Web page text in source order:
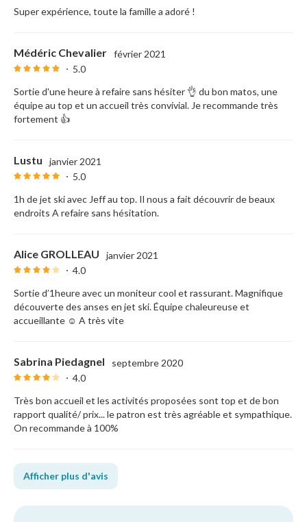
Super expérience, toute la famille a adoré !
Médéric Chevalier février 2021
5.0
Sortie d'une heure à refaire sans hésiter 👌 du bon matos, une
équipe au top et un accueil très convivial. Je recommande très
fortement 👍
Lustu
janvier 2021
5.0
1h de jet ski avec Jeff au top. Il nous a fait découvrir de beaux
endroits A refaire sans hésitation.
Alice GROLLEAU
janvier 2021
4.0
Sortie d’1heure avec un moniteur cool et rassurant. Magnifique
découverte des anses en jet ski. Équipe chaleureuse et
accueillante ☺️ A très vite
Sabrina Piedagnel
septembre 2020
4.0
Très bon accueil et les activités proposées sont top et de bon
rapport qualité/ prix... le patron est très agréable et sympathique.
On recommande à 100%
Afficher plus d'avis